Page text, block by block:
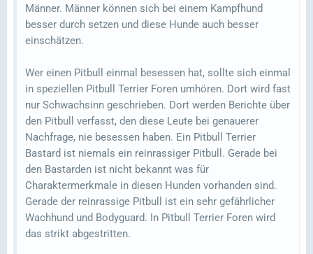
Männer. Männer können sich bei einem Kampfhund
besser durch setzen und diese Hunde auch besser
einschätzen.
Wer einen Pitbull einmal besessen hat, sollte sich einmal
in speziellen Pitbull Terrier Foren umhören. Dort wird fast
nur Schwachsinn geschrieben. Dort werden Berichte über
den Pitbull verfasst, den diese Leute bei genauerer
Nachfrage, nie besessen haben. Ein Pitbull Terrier
Bastard ist niemals ein reinrassiger Pitbull. Gerade bei
den Bastarden ist nicht bekannt was für
Charaktermerkmale in diesen Hunden vorhanden sind.
Gerade der reinrassige Pitbull ist ein sehr gefährlicher
Wachhund und Bodyguard. In Pitbull Terrier Foren wird
das strikt abgestritten.